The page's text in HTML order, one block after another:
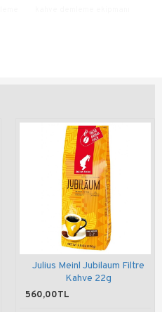
Julius Meinl Jubilaum Filtre
Kahve 22g
560,00TL